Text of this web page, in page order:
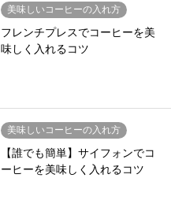
美味しいコーヒーの入れ方
フレンチプレスでコーヒーを美
味しく入れるコツ
美味しいコーヒーの入れ方
【誰でも簡単】サイフォンでコ
ーヒーを美味しく入れるコツ